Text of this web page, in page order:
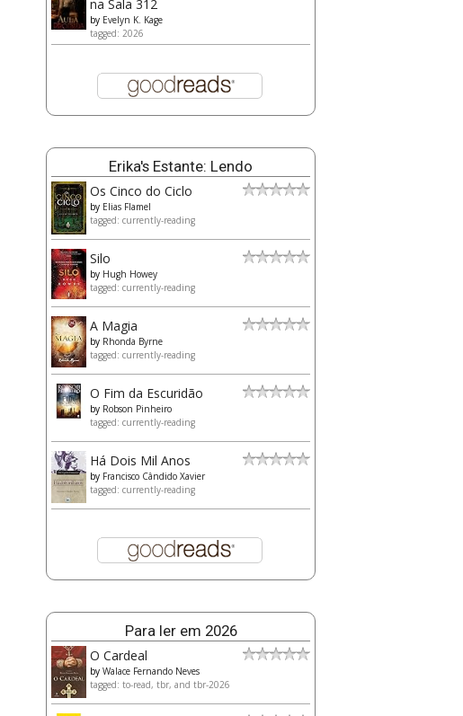
na Sala 312
by Evelyn K. Kage
tagged: 2026
Erika's Estante: Lendo
Os Cinco do Ciclo
by Elias Flamel
tagged: currently-reading
Silo
by Hugh Howey
tagged: currently-reading
A Magia
by Rhonda Byrne
tagged: currently-reading
O Fim da Escuridão
by Robson Pinheiro
tagged: currently-reading
Há Dois Mil Anos
by Francisco Cândido Xavier
tagged: currently-reading
Para ler em 2026
O Cardeal
by Walace Fernando Neves
tagged: to-read, tbr, and tbr-2026